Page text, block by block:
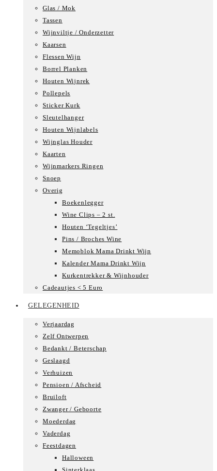
Glas / Mok
Tassen
Wijnviltje / Onderzetter
Kaarsen
Flessen Wijn
Borrel Planken
Houten Wijnrek
Pollepels
Sticker Kurk
Sleutelhanger
Houten Wijnlabels
Wijnglas Houder
Kaarten
Wijnmarkers Ringen
Snoep
Overig
Boekenlegger
Wine Clips – 2 st.
Houten ‘Tegeltjes’
Pins / Broches Wine
Memoblok Mama Drinkt Wijn
Kalender Mama Drinkt Wijn
Kurkentrekker & Wijnhouder
Cadeautjes < 5 Euro
GELEGENHEID
Verjaardag
Zelf Ontwerpen
Bedankt / Beterschap
Geslaagd
Verhuizen
Pensioen / Afscheid
Bruiloft
Zwanger / Geboorte
Moederdag
Vaderdag
Feestdagen
Halloween